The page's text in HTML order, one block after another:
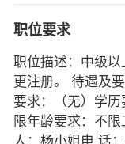
职位要求
职位描述：中级
更注册。 待遇及
要求：（无）学
限年龄要求：不
人：杨小姐电 话